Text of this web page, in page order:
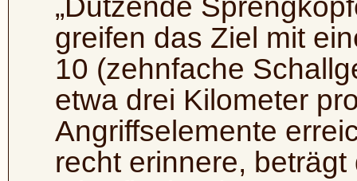
„Dutzende
greifen das Ziel mit
10 (zehnfache
etwa drei Kilometer
Angriffselemente
recht erinnere,